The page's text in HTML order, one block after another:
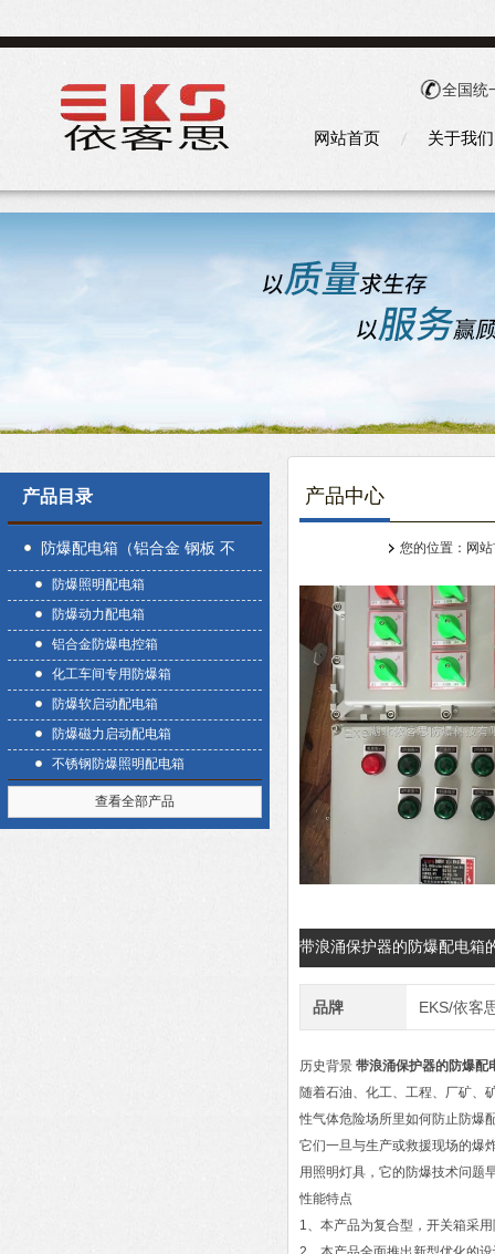
全国统
网站首页 关于我们
产品目录
防爆配电箱（铝合金 钢板 不
锈钢）
防爆照明配电箱
防爆动力配电箱
铝合金防爆电控箱
化工车间专用防爆箱
防爆软启动配电箱
防爆磁力启动配电箱
不锈钢防爆照明配电箱
查看全部产品
产品中心
您的位置： 网
带浪涌保护器的防爆配电箱
品牌 EKS/依客
历史背景 带浪涌保护器的防爆配
随着石油、化工、工程、厂矿、
性气体危险场所里如何防止防爆
它们一旦与生产或救援现场的爆
用照明灯具，它的防爆技术问题
性能特点
1、本产品为复合型，开关箱采